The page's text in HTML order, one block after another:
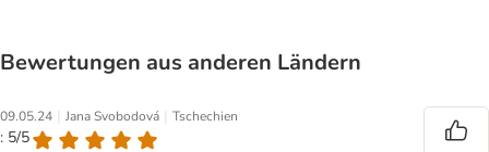
Bewertungen aus anderen Ländern
09.05.24 | Jana Svobodová | Tschechien
: 5/5